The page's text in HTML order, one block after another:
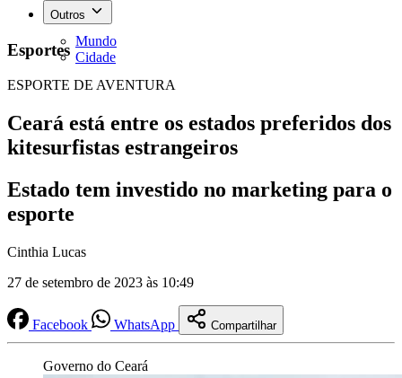
Outros
Mundo
Cidade
Esportes
ESPORTE DE AVENTURA
Ceará está entre os estados preferidos dos
kitesurfistas estrangeiros
Estado tem investido no marketing para o
esporte
Cinthia Lucas
27 de setembro de 2023 às 10:49
Facebook WhatsApp Compartilhar
Governo do Ceará